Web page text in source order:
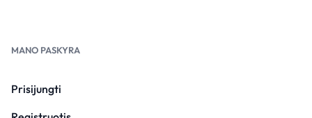
MANO PASKYRA
Prisijungti